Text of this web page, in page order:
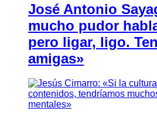
José Antonio
mucho pudor
pero ligar, ligo.
amigas»